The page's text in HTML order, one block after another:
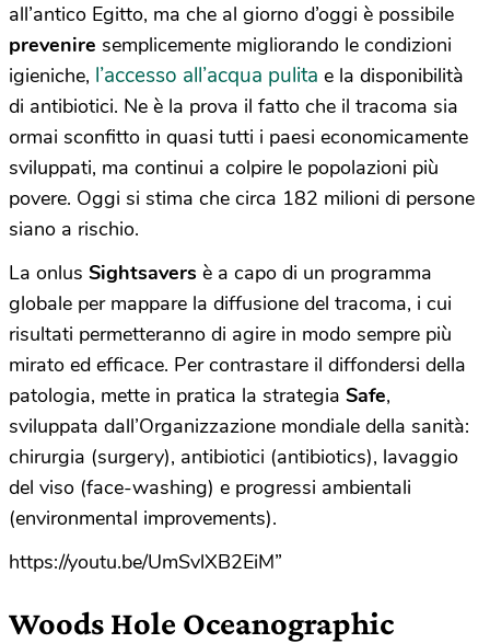
all’antico Egitto, ma che al giorno d’oggi è possibile
prevenire semplicemente migliorando le condizioni
igieniche, l’accesso all’acqua pulita e la disponibilità
di antibiotici. Ne è la prova il fatto che il tracoma sia
ormai sconfitto in quasi tutti i paesi economicamente
sviluppati, ma continui a colpire le popolazioni più
povere. Oggi si stima che circa 182 milioni di persone
siano a rischio.
La onlus Sightsavers è a capo di un programma
globale per mappare la diffusione del tracoma, i cui
risultati permetteranno di agire in modo sempre più
mirato ed efficace. Per contrastare il diffondersi della
patologia, mette in pratica la strategia Safe,
sviluppata dall’Organizzazione mondiale della sanità:
chirurgia (surgery), antibiotici (antibiotics), lavaggio
del viso (face-washing) e progressi ambientali
(environmental improvements).
https://youtu.be/UmSvlXB2EiM”
Woods Hole Oceanographic